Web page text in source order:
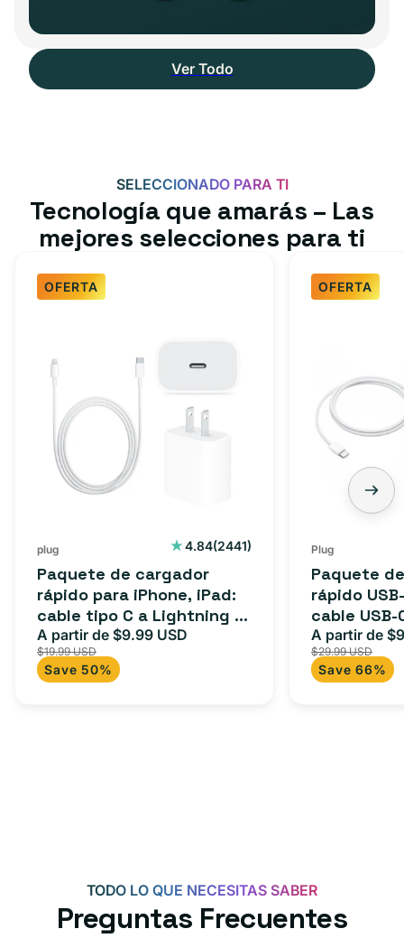
Ver Todo
SELECCIONADO PARA TI
Tecnología que amarás – Las
mejores selecciones para ti
OFERTA
plug 4.84(2441)
2441
Paquete de cargador
rápido para iPhone, iPad:
cable tipo C a Lightning (1
m) + adaptador tipo C
Precio
de
oferta
A partir de $9.99 USD
$19.99 USD
Save 50%
OFERTA
Plug
Paquete
rápido
cable USB-
adaptador
para
iPad y más.
Precio
de
oferta
A partir de
$29.99 USD
Save 66%
TODO LO QUE NECESITAS SABER
Preguntas Frecuentes